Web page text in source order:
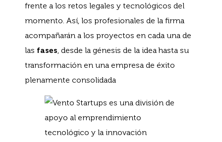
frente a los retos legales y tecnológicos del
momento. Así, los profesionales de la firma
acompañarán a los proyectos en cada una de
las fases , desde la génesis de la idea hasta su
transformación en una empresa de éxito
plenamente consolidada